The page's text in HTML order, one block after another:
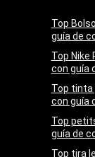
Top
guía de
Top Nike
con guía
Top tinta
con guía
Top
guía de
Top tira